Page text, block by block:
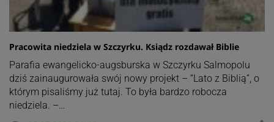
Pracowita niedziela w Szczyrku. Ksiądz rozdawał Biblie
Parafia ewangelicko-augsburska w Szczyrku Salmopolu
dziś zainaugurowała swój nowy projekt – “Lato z Biblią”, o
którym pisaliśmy już tutaj. To była bardzo robocza
niedziela. –…